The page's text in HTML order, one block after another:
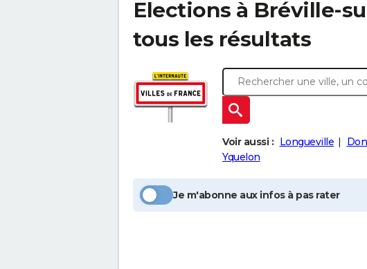
Elections à Bréville-
tous les résultats
Voir aussi : Longueville
Yquelon
Je m'abonne aux infos à pas rater